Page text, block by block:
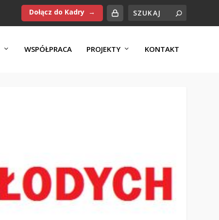
Dołącz do Kadry
WSPÓŁPRACA PROJEKTY KONTAKT